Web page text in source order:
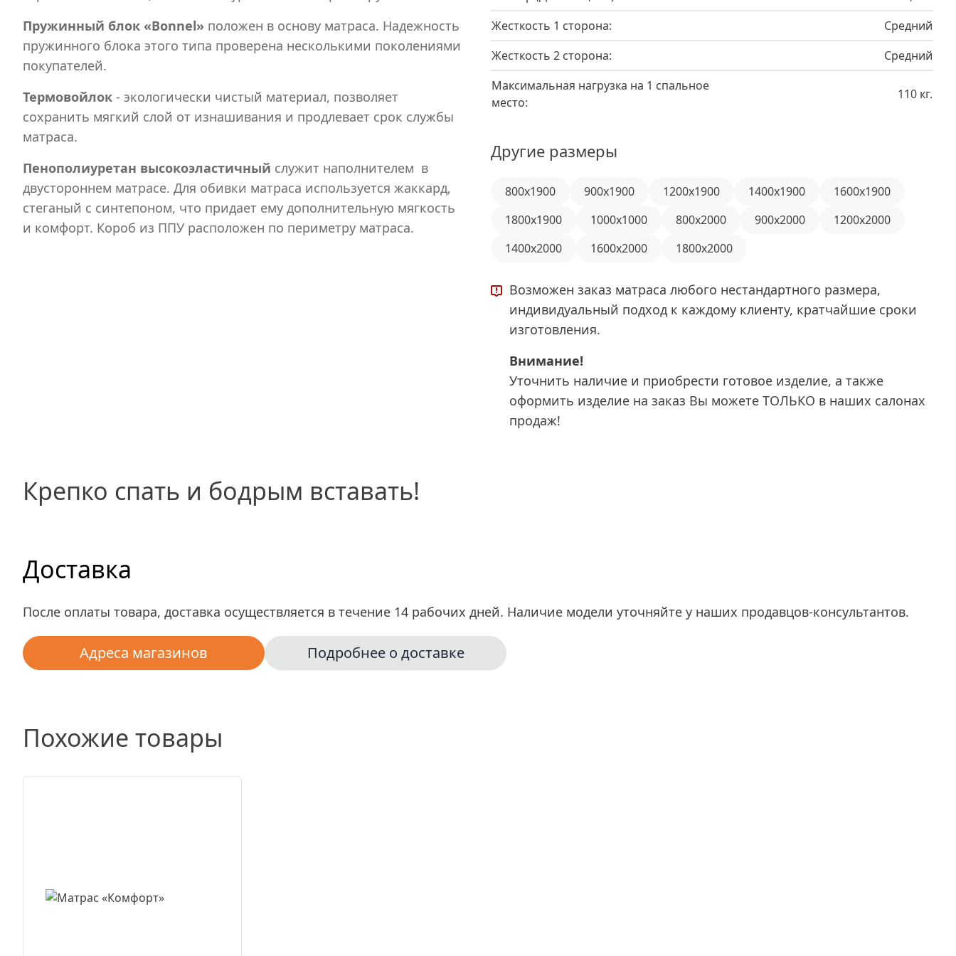
Пружинный блок «Bonnel» положен в основу матраса. Надежность
пружинного блока этого типа проверена несколькими поколениями
покупателей.
Термовойлок - экологически чистый материал, позволяет
сохранить мягкий слой от изнашивания и продлевает срок службы
матраса.
Пенополиуретан высокоэластичный служит наполнителем в
двустороннем матрасе. Для обивки матраса используется жаккард,
стеганый с синтепоном, что придает ему дополнительную мягкость
и комфорт. Короб из ППУ расположен по периметру матраса.
Жесткость 1 сторона:
Средний
Жесткость 2 сторона:
Средний
Максимальная нагрузка на 1 спальное
место:
110 кг.
Другие размеры
800x1900 900x1900 1200x1900 1400x1900
1600x1900
1800x1900
1000x1000 800x2000 900x2000
1200x2000
1400x2000
1600x2000 1800x2000
Возможен заказ матраса любого нестандартного размера,
индивидуальный подход к каждому клиенту, кратчайшие сроки
изготовления.
Внимание!
Уточнить наличие и приобрести готовое изделие, а также
оформить изделие на заказ Вы можете ТОЛЬКО в наших салонах
продаж!
Крепко спать и бодрым вставать!
Доставка
После оплаты товара, доставка осуществляется в течение 14 рабочих дней. Наличие модели уточняйте у наших продавцов-консультантов.
Адреса магазинов Подробнее о доставке
Похожие товары